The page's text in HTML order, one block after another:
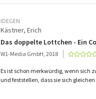
IDEGEN
Kästner, Erich
Das doppelte Lottchen - Ein
W1-Media GmbH, 2018
Es ist schon merkwürdig, wenn sich
und feststellen, dass sie sich gleichen